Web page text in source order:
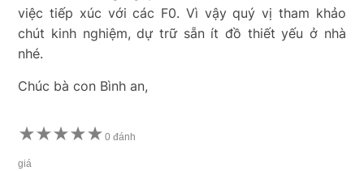
việc tiếp xúc với các F0. Vì vậy quý vị tham khảo
chút kinh nghiệm, dự trữ sẵn ít đồ thiết yếu ở nhà
nhé.
Chúc bà con Bình an,
★★★★★ 0 đánh
giá